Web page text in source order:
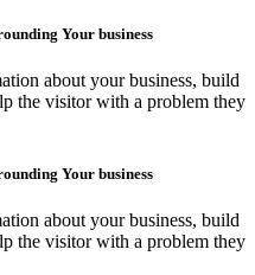
Your business
about your business, build
the visitor with a problem they
Your business
about your business, build
the visitor with a problem they